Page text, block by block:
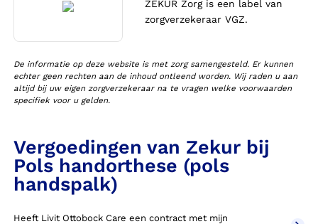
ZEKUR Zorg is een label van
zorgverzekeraar VGZ.
De informatie op deze website is met zorg samengesteld. Er kunnen
echter geen rechten aan de inhoud ontleend worden. Wij raden u aan
altijd bij uw eigen zorgverzekeraar na te vragen welke voorwaarden
specifiek voor u gelden.
Vergoedingen van Zekur bij
Pols handorthese (pols
handspalk)
Heeft Livit Ottobock Care een contract met mijn